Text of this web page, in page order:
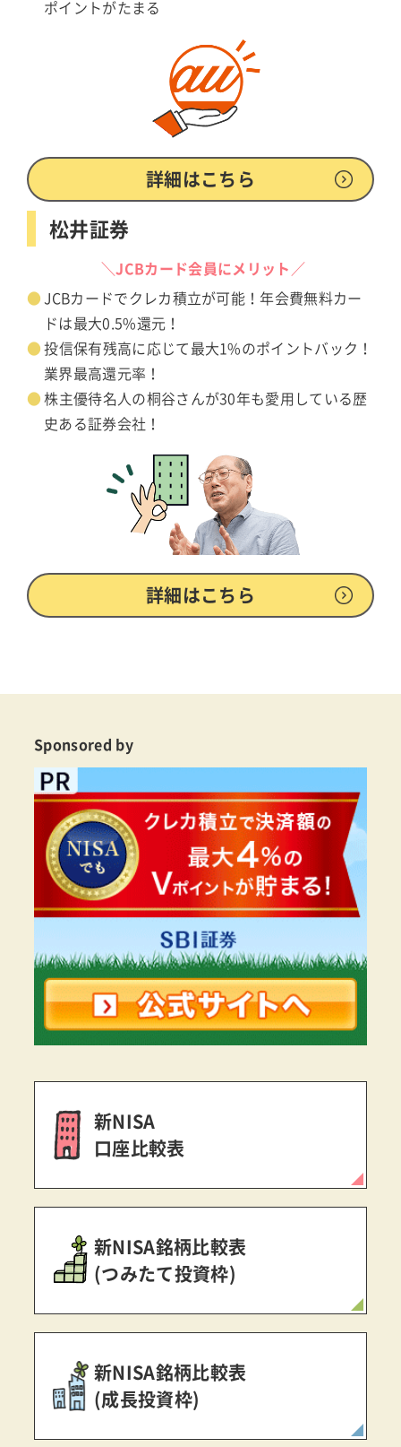
ポイントがたまる
詳細はこちら
松井証券
＼JCBカード会員にメリット／
JCBカードでクレカ積立が可能！年会費無料カー
ドは最大0.5%還元！
投信保有残高に応じて最大1%のポイントバック！
業界最高還元率！
株主優待名人の桐谷さんが30年も愛用している歴
史ある証券会社！
詳細はこちら
Sponsored by
新NISA
口座比較表
新NISA銘柄比較表
(つみたて投資枠)
新NISA銘柄比較表
(成長投資枠)